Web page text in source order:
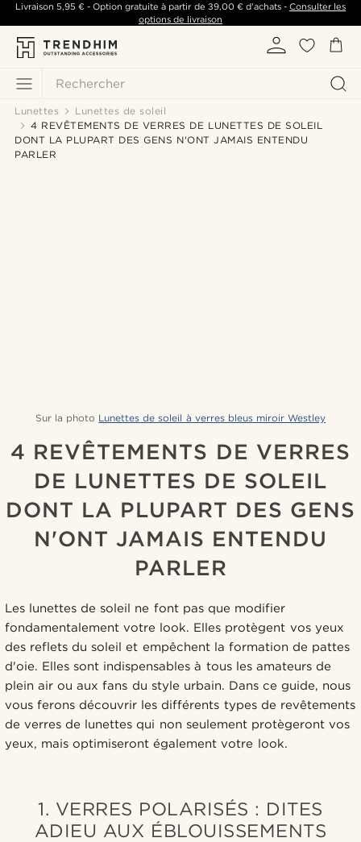
Rechercher
Livraison 5,95 €- Option gratuite à partir de 39,00 €d'achats -Consulter les
options de livraison
Lunettes
Lunettes de soleil
4 REVÊTEMENTS DE VERRES DE LUNETTES DE SOLEIL
DONT LA PLUPART DES GENS N'ONT JAMAIS ENTENDU
PARLER
Sur la photo Lunettes de soleil à verres bleus miroir Westley
4 REVÊTEMENTS DE VERRES
DE LUNETTES DE SOLEIL
DONT LA PLUPART DES GENS
N'ONT JAMAIS ENTENDU
PARLER
Les lunettes de soleil ne font pas que modifier
fondamentalement votre look. Elles protègent vos yeux
des reflets du soleil et empêchent la formation de pattes
d'oie. Elles sont indispensables à tous les amateurs de
plein air ou aux fans du style urbain. Dans ce guide, nous
vous ferons découvrir les différents types de revêtements
de verres de lunettes qui non seulement protègeront vos
yeux, mais optimiseront également votre look.
1. VERRES POLARISÉS : DITES
ADIEU AUX ÉBLOUISSEMENTS